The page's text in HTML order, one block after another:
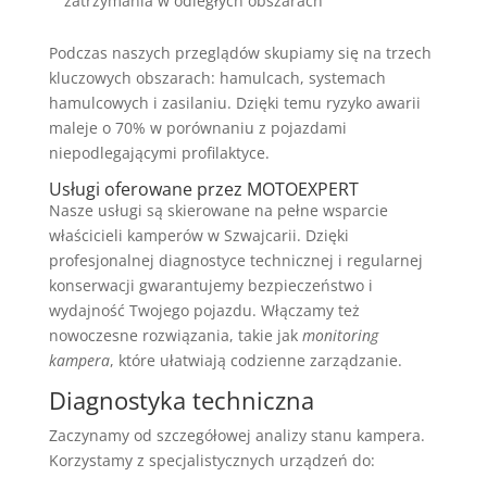
Podczas naszych przeglądów skupiamy się na trzech
kluczowych obszarach: hamulcach, systemach
hamulcowych i zasilaniu. Dzięki temu ryzyko awarii
maleje o 70% w porównaniu z pojazdami
niepodlegającymi profilaktyce.
Usługi oferowane przez MOTOEXPERT
Nasze usługi są skierowane na pełne wsparcie
właścicieli kamperów w Szwajcarii. Dzięki
profesjonalnej diagnostyce technicznej i regularnej
konserwacji gwarantujemy bezpieczeństwo i
wydajność Twojego pojazdu. Włączamy też
nowoczesne rozwiązania, takie jak monitoring
kampera, które ułatwiają codzienne zarządzanie.
Diagnostyka techniczna
Zaczynamy od szczegółowej analizy stanu kampera.
Korzystamy z specjalistycznych urządzeń do: